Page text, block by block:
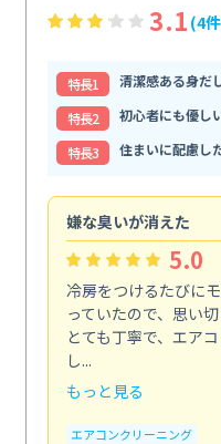
3.1 (4
特⻑1
清潔感ある身だ
特⻑2
初心者にも優し
特⻑3
住まいに配慮し
嫌な臭いが消えた
5.0
冷房をつけるたびに
っていたので、思い
とても丁寧で、エア
し...
もっと見る
エアコンクリーニング